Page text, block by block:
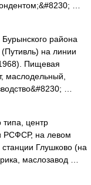
…
района
на линии
Пищевая
маслодельный,
…
центр
РСФСР, на левом
Глушково (на
маслозавод …